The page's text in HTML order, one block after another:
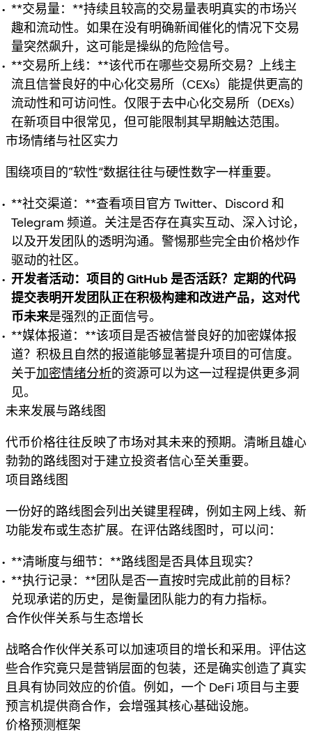
**交易量：**持续且较高的交易量表明真实的市场兴
趣和流动性。如果在没有明确新闻催化的情况下交易
量突然飙升，这可能是操纵的危险信号。
**交易所上线：**该代币在哪些交易所交易？上线主
流且信誉良好的中心化交易所（CEXs）能提供更高的
流动性和可访问性。仅限于去中心化交易所（DEXs）
在新项目中很常见，但可能限制其早期触达范围。
市场情绪与社区实力
围绕项目的“软性”数据往往与硬性数字一样重要。
**社交渠道：**查看项目官方 Twitter、Discord 和
Telegram 频道。关注是否存在真实互动、深入讨论，
以及开发团队的透明沟通。警惕那些完全由价格炒作
驱动的社区。
开发者活动： 项目的 GitHub 是否活跃？定期的代码
提交表明开发团队正在积极构建和改进产品，这对代
币未来是强烈的正面信号。
**媒体报道：**该项目是否被信誉良好的加密媒体报
道？积极且自然的报道能够显著提升项目的可信度。
关于加密情绪分析的资源可以为这一过程提供更多洞
见。
未来发展与路线图
代币价格往往反映了市场对其未来的预期。清晰且雄心
勃勃的路线图对于建立投资者信心至关重要。
项目路线图
一份好的路线图会列出关键里程碑，例如主网上线、新
功能发布或生态扩展。在评估路线图时，可以问：
**清晰度与细节：**路线图是否具体且现实？
**执行记录：**团队是否一直按时完成此前的目标？
兑现承诺的历史，是衡量团队能力的有力指标。
合作伙伴关系与生态增长
战略合作伙伴关系可以加速项目的增长和采用。评估这
些合作究竟只是营销层面的包装，还是确实创造了真实
且具有协同效应的价值。例如，一个 DeFi 项目与主要
预言机提供商合作，会增强其核心基础设施。
价格预测框架